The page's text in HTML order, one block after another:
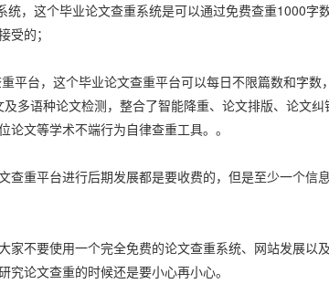
，这个毕业论文查重系统是可以通过免费查重1000字
受的；
台，这个毕业论文查重平台可以每日不限篇数和字数
多语种论文检测，整合了智能降重、论文排版、论文
论文等学术不端行为自律查重工具。。
重平台进行后期发展都是要收费的，但是至少一个信
不要使用一个完全免费的论文查重系统、网站发展以
究论文查重的时候还是要小心再小心。